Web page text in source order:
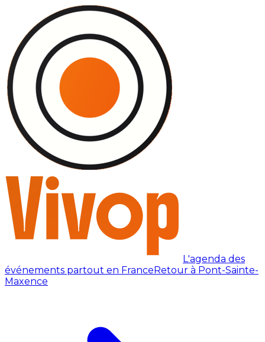
L'agenda des
événements partout en FranceRetour à Pont-Sainte-
Maxence